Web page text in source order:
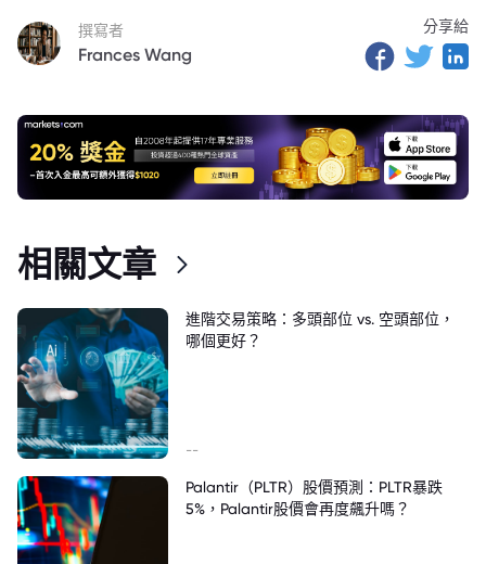
撰寫者
Frances Wang
分享給
相關文章
進階交易策略：多頭部位 vs. 空頭部位，
哪個更好？
--
Palantir（PLTR）股價預測：PLTR暴跌
5%，Palantir股價會再度飆升嗎？